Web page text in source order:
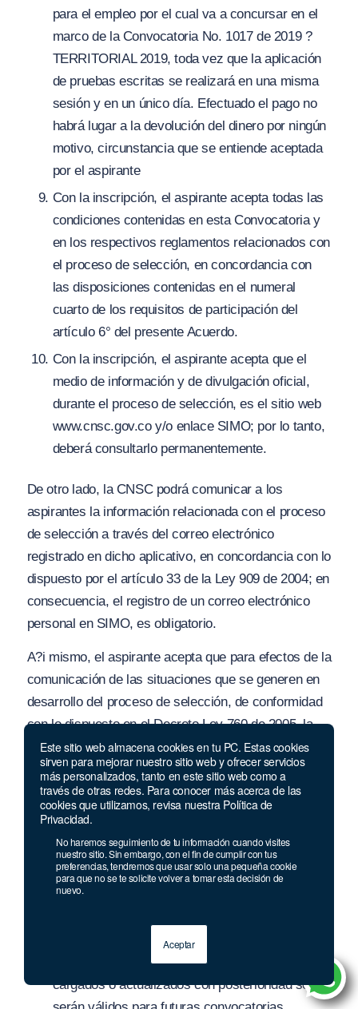
Este sitio web almacena cookies en tu PC. Estas cookies
sirven para mejorar nuestro sitio web y ofrecer servicios
más personalizados, tanto en este sitio web como a
través de otras redes. Para conocer más acerca de las
cookies que utilizamos, revisa nuestra Política de
Privacidad.
No haremos seguimiento de tu información cuando visites
nuestro sitio. Sin embargo, con el fin de cumplir con tus
preferencias, tendremos que usar solo una pequeña cookie
para que no se te solicite volver a tomar esta decisión de
nuevo.
Aceptar
para el empleo por el cual va a concursar en el
marco de la Convocatoria No. 1017 de 2019 ?
TERRITORIAL 2019, toda vez que la aplicación
de pruebas escritas se realizará en una misma
sesión y en un único día. Efectuado el pago no
habrá lugar a la devolución del dinero por ningún
motivo, circunstancia que se entiende aceptada
por el aspirante
Con la inscripción, el aspirante acepta todas las
condiciones contenidas en esta Convocatoria y
en los respectivos reglamentos relacionados con
el proceso de selección, en concordancia con
las disposiciones contenidas en el numeral
cuarto de los requisitos de participación del
artículo 6° del presente Acuerdo.
Con la inscripción, el aspirante acepta que el
medio de información y de divulgación oficial,
durante el proceso de selección, es el sitio web
www.cnsc.gov.coy/o enlace SIMO; por lo tanto,
deberá consultarlo permanentemente.
De otro lado, la CNSC podrá comunicar a los
aspirantes la información relacionada con el proceso
de selección a través del correo electrónico
registrado en dicho aplicativo, en concordancia con lo
dispuesto por el artículo 33 de la Ley 909 de 2004; en
consecuencia, el registro de un correo electrónico
personal en SIMO, es obligatorio.
A?i mismo, el aspirante acepta que para efectos de la
comunicación de las situaciones que se generen en
desarrollo del proceso de selección, de conformidad
con lo dispuesto en el Decreto Ley 760 de 2005, la
CNSC la realice por medio de la plataforma SIMO y
del correo electrónico registrado en SIMO. Así
mismo, el aspirante acepta que la notificación de las
actuaciones administrativas que se surtan a lo largo
del proceso de selección, se efectúe por correo
electrónico
El aspirante participará en el proceso de
registrados en SIMO hasta antes de finalizar la
etapa de inscripciones. Los documentos
cargados o actualizados con posterioridad sólo